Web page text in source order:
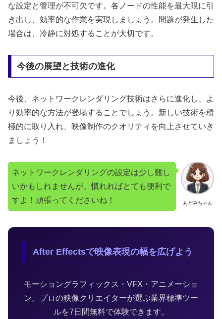
な設定と管理が不可欠です。各ノードの性能を最大限に引
き出し、効率的な作業を実現しましょう。問題が発生した
場合は、冷静に対処することが大切です。
今後の展望と技術の進化
今後、ネットワークレンダリング技術はさらに進化し、よ
り効率的な方法が登場することでしょう。新しい技術を積
極的に取り入れ、映像制作のクオリティを向上させていき
ましょう！
あどみちゃん
ネットワークレンダリングの設定は少し難し
いかもしれませんが、慣れればとても便利で
すよ！頑張ってくださいね！
After Effectsで映像表現の幅を広げよう
モーショングラフィックス・VFX・アニメーショ
ン。プロの映像クリエイターが選ぶ業界標準ツー
ルを7日間無料で体験できます。